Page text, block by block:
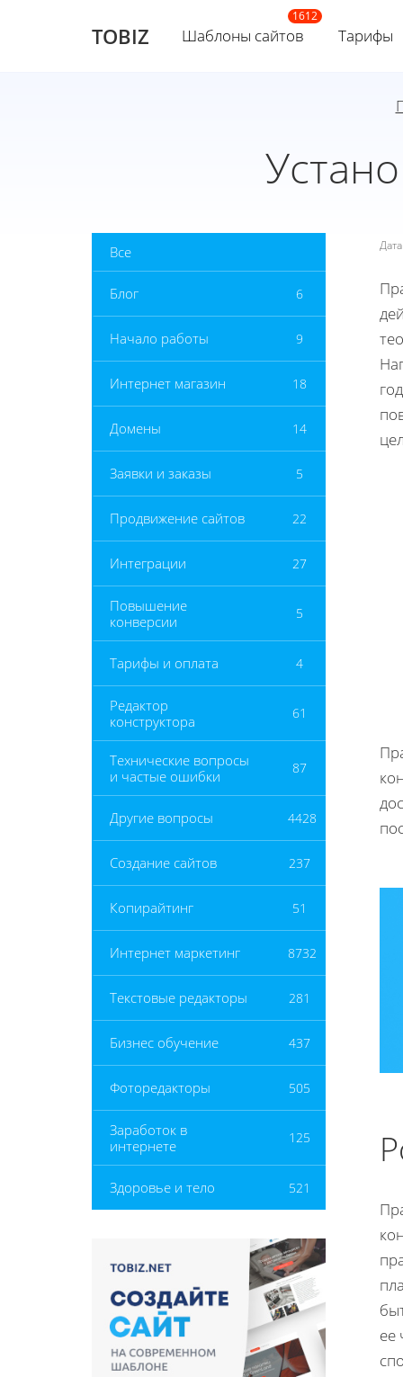
TOBIZ Шаблоны сайтов Тарифы
Все
Блог 6
Начало работы 9
Интернет магазин 18
Домены 14
Заявки и заказы 5
Продвижение сайтов 22
Интеграции 27
Повышение
конверсии
5
Тарифы и оплата 4
Редактор
конструктора
61
Технические вопросы
и частые ошибки
87
Другие вопросы 4428
Создание сайтов 237
Копирайтинг 51
Интернет маркетинг 8732
Текстовые редакторы 281
Бизнес обучение 437
Фоторедакторы 505
Заработок в
интернете
125
Здоровье и тело 521
ее